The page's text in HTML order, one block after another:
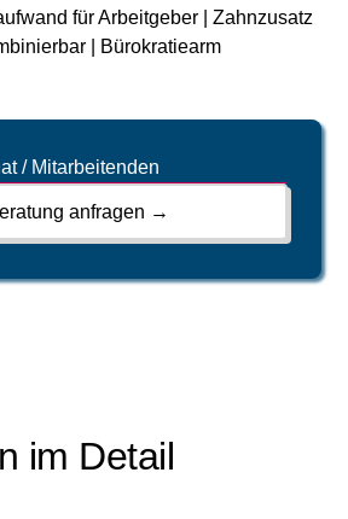
für Arbeitgeber | Zahnzusatz
| Bürokratiearm
/ Mitarbeitenden
anfragen →
im Detail